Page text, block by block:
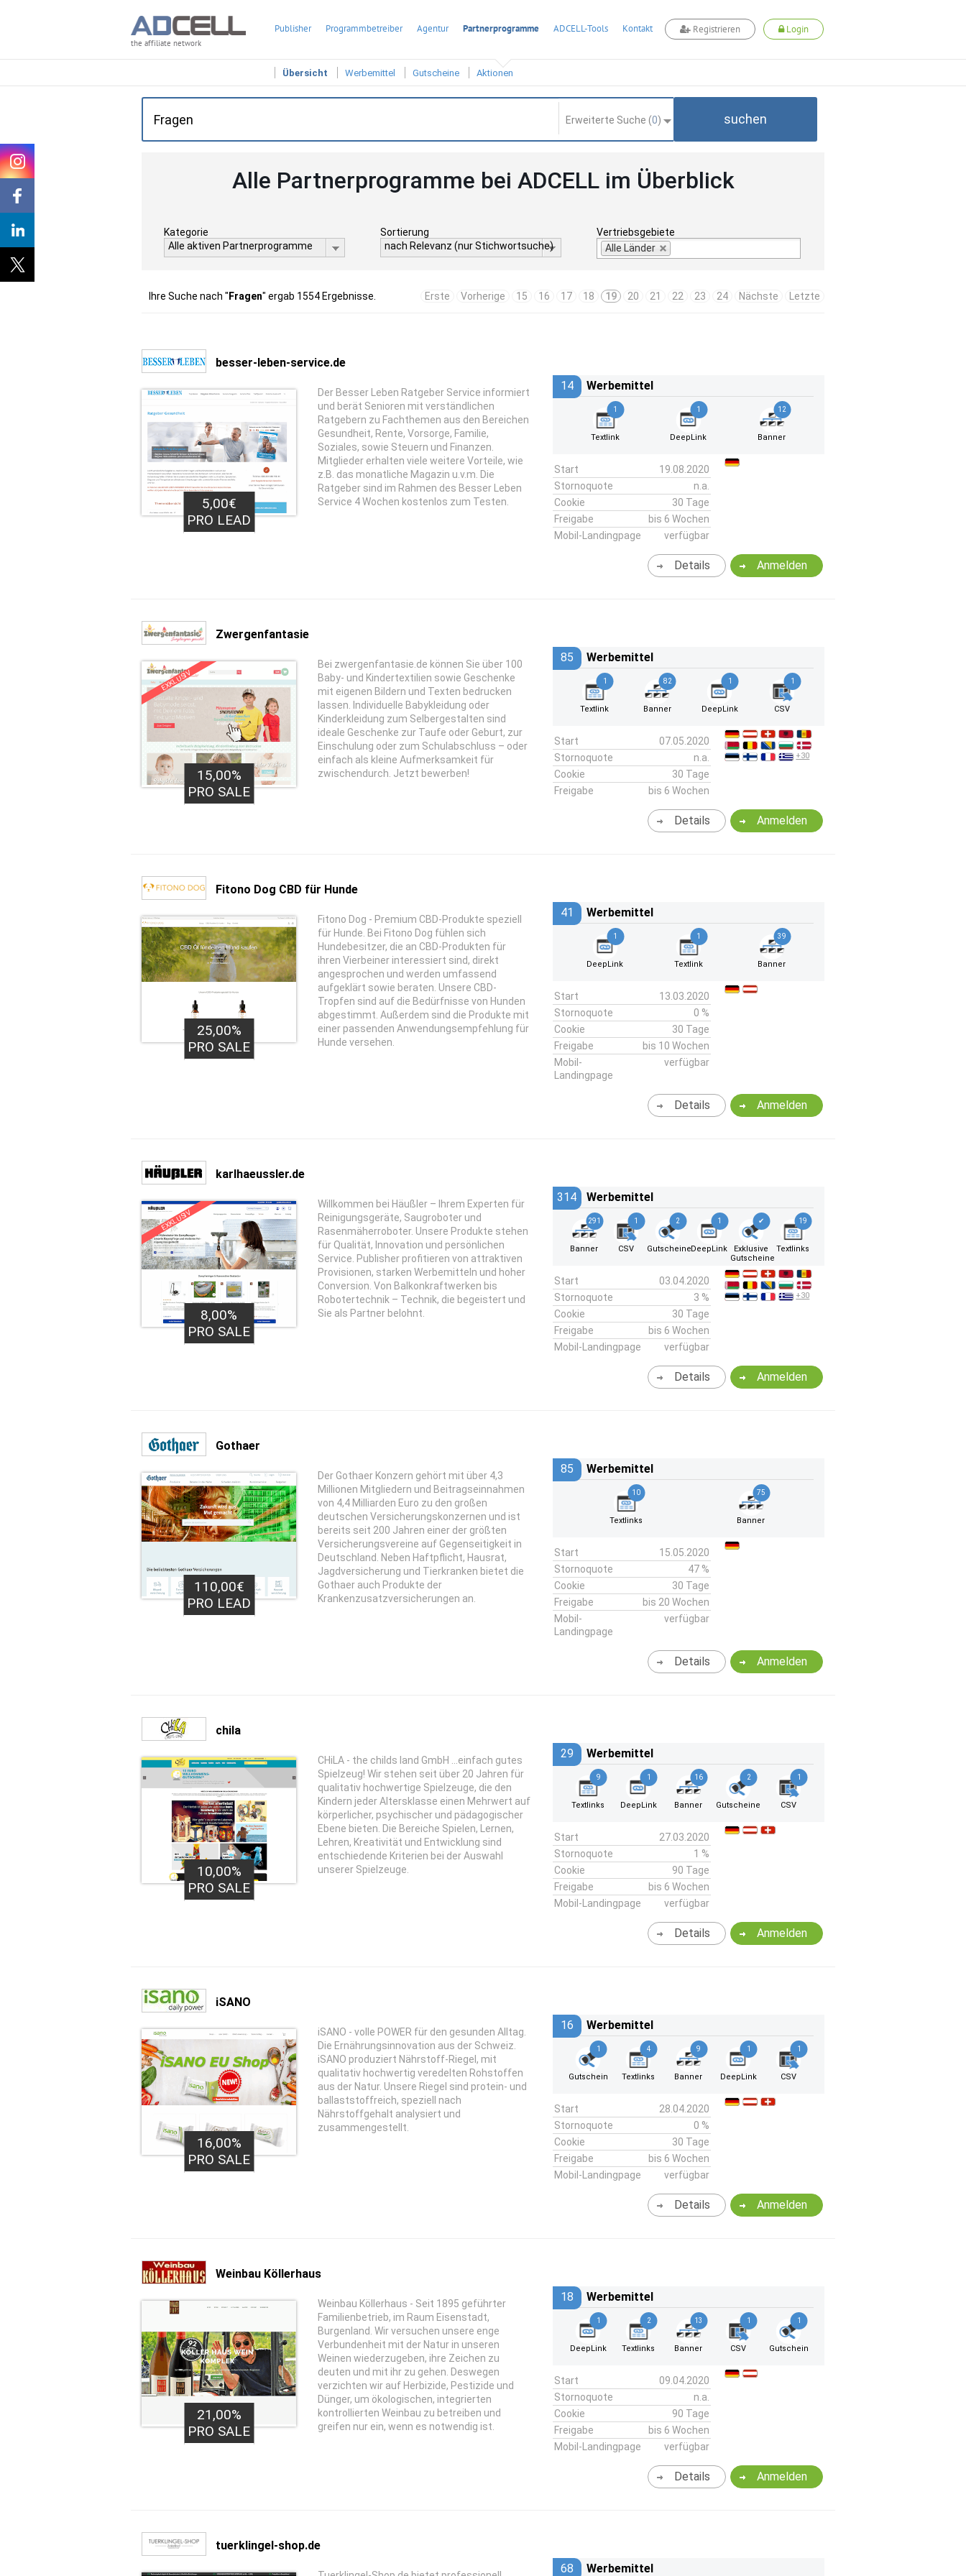
the affiliate network
Publisher Programmbetreiber Agentur Partnerprogramme ADCELL-Tools Kontakt Registrieren Login
Übersicht Werbemittel Gutscheine Aktionen
Erweiterte Suche (0) suchen
Alle Partnerprogramme bei ADCELL im Überblick
Kategorie
Alle aktiven Partnerprogramme
Sortierung
nach Relevanz (nur Stichwortsuche)
Vertriebsgebiete
Alle Länder
Ihre Suche nach " Fragen" ergab 1554 Ergebnisse. Erste Vorherige 15 16 17 18 19 20 21 22 23 24 Nächste Letzte
besser-leben-service.de
5,00€
PRO LEAD
Der Besser Leben Ratgeber Service informiert
und berät Senioren mit verständlichen
Ratgebern zu Fachthemen aus den Bereichen
Gesundheit, Rente, Vorsorge, Familie,
Soziales, sowie Steuern und Finanzen.
Mitglieder erhalten viele weitere Vorteile, wie
z.B. das monatliche Magazin u.v.m. Die
Ratgeber sind im Rahmen des Besser Leben
Service 4 Wochen kostenlos zum Testen.
14 Werbemittel
1
Textlink
1
DeepLink
12
Banner
Start
19.08.2020
Stornoquote
n.a.
Cookie
30 Tage
Freigabe
bis 6 Wochen
Mobil-Landingpage
verfügbar
Anmelden
Details
Zwergenfantasie
EXKLUSIV
15,00%
PRO SALE
Bei zwergenfantasie.de können Sie über 100
Baby- und Kindertextilien sowie Geschenke
mit eigenen Bildern und Texten bedrucken
lassen. Individuelle Babykleidung oder
Kinderkleidung zum Selbergestalten sind
ideale Geschenke zur Taufe oder Geburt, zur
Einschulung oder zum Schulabschluss – oder
einfach als kleine Aufmerksamkeit für
zwischendurch. Jetzt bewerben!
85 Werbemittel
1
Textlink
82
Banner
1
DeepLink
1
CSV
Start
07.05.2020
Stornoquote
n.a.
Cookie
30 Tage
Freigabe
bis 6 Wochen
+30
Anmelden
Details
Fitono Dog CBD für Hunde
25,00%
PRO SALE
Fitono Dog - Premium CBD-Produkte speziell
für Hunde. Bei Fitono Dog fühlen sich
Hundebesitzer, die an CBD-Produkten für
ihren Vierbeiner interessiert sind, direkt
angesprochen und werden umfassend
aufgeklärt sowie beraten. Unsere CBD-
Tropfen sind auf die Bedürfnisse von Hunden
abgestimmt. Außerdem sind die Produkte mit
einer passenden Anwendungsempfehlung für
Hunde versehen.
41 Werbemittel
1
DeepLink
1
Textlink
39
Banner
Start
13.03.2020
Stornoquote
0 %
Cookie
30 Tage
Freigabe
bis 10 Wochen
Mobil-
Landingpage
verfügbar
Anmelden
Details
karlhaeussler.de
EXKLUSIV
8,00%
PRO SALE
Willkommen bei Häußler – Ihrem Experten für
Reinigungsgeräte, Saugroboter und
Rasenmäherroboter. Unsere Produkte stehen
für Qualität, Innovation und persönlichen
Service. Publisher profitieren von attraktiven
Provisionen, starken Werbemitteln und hoher
Conversion. Von Balkonkraftwerken bis
Robotertechnik – Technik, die begeistert und
Sie als Partner belohnt.
314 Werbemittel
291
Banner
1
CSV
2
Gutscheine
1
DeepLink
✔
Exklusive
Gutscheine
19
Textlinks
Start
03.04.2020
Stornoquote
3 %
Cookie
30 Tage
Freigabe
bis 6 Wochen
Mobil-Landingpage
verfügbar
+30
Anmelden
Details
Gothaer
110,00€
PRO LEAD
Der Gothaer Konzern gehört mit über 4,3
Millionen Mitgliedern und Beitragseinnahmen
von 4,4 Milliarden Euro zu den großen
deutschen Versicherungskonzernen und ist
bereits seit 200 Jahren einer der größten
Versicherungsvereine auf Gegenseitigkeit in
Deutschland. Neben Haftpflicht, Hausrat,
Jagdversicherung und Tierkranken bietet die
Gothaer auch Produkte der
Krankenzusatzversicherungen an.
85 Werbemittel
10
Textlinks
75
Banner
Start
15.05.2020
Stornoquote
47 %
Cookie
30 Tage
Freigabe
bis 20 Wochen
Mobil-
Landingpage
verfügbar
Anmelden
Details
chila
10,00%
PRO SALE
CHiLA - the childs land GmbH ...einfach gutes
Spielzeug! Wir stehen seit über 20 Jahren für
qualitativ hochwertige Spielzeuge, die den
Kindern jeder Altersklasse einen Mehrwert auf
körperlicher, psychischer und pädagogischer
Ebene bieten. Die Bereiche Spielen, Lernen,
Lehren, Kreativität und Entwicklung sind
entschiedende Kriterien bei der Auswahl
unserer Spielzeuge.
29 Werbemittel
9
Textlinks
1
DeepLink
16
Banner
2
Gutscheine
1
CSV
Start
27.03.2020
Stornoquote
1 %
Cookie
90 Tage
Freigabe
bis 6 Wochen
Mobil-Landingpage
verfügbar
Anmelden
Details
iSANO
16,00%
PRO SALE
iSANO - volle POWER für den gesunden Alltag.
Die Ernährungsinnovation aus der Schweiz.
iSANO produziert Nährstoff-Riegel, mit
qualitativ hochwertig veredelten Rohstoffen
aus der Natur. Unsere Riegel sind protein- und
ballaststoffreich, speziell nach
Nährstoffgehalt analysiert und
zusammengestellt.
16 Werbemittel
1
Gutschein
4
Textlinks
9
Banner
1
DeepLink
1
CSV
Start
28.04.2020
Stornoquote
0 %
Cookie
30 Tage
Freigabe
bis 6 Wochen
Mobil-Landingpage
verfügbar
Anmelden
Details
Weinbau Köllerhaus
21,00%
PRO SALE
Weinbau Köllerhaus - Seit 1895 geführter
Familienbetrieb, im Raum Eisenstadt,
Burgenland. Wir versuchen unsere enge
Verbundenheit mit der Natur in unseren
Weinen wiederzugeben, ihre Zeichen zu
deuten und mit ihr zu gehen. Deswegen
verzichten wir auf Herbizide, Pestizide und
Dünger, um ökologischen, integrierten
kontrollierten Weinbau zu betreiben und
greifen nur ein, wenn es notwendig ist.
18 Werbemittel
1
DeepLink
2
Textlinks
13
Banner
1
CSV
1
Gutschein
Start
09.04.2020
Stornoquote
n.a.
Cookie
90 Tage
Freigabe
bis 6 Wochen
Mobil-Landingpage
verfügbar
Anmelden
Details
tuerklingel-shop.de
68 Werbemittel